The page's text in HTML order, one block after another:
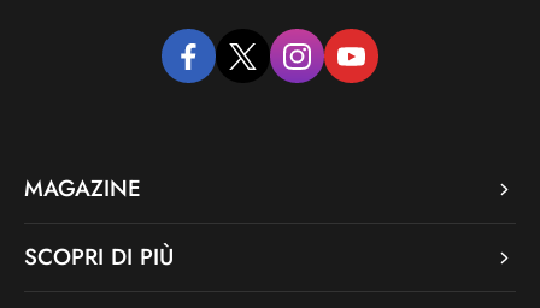
facebooktwitter instagramyoutube
MAGAZINE
SCOPRI DI PIÙ